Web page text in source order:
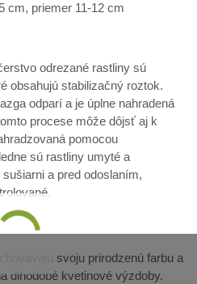
cm, priemer 11-12 cm
odrezané rastliny sú
obsahujú stabilizačný roztok.
odparí a je úplne nahradená
procese môže dôjsť aj k
pomocou
sú rastliny umyté a
a pred odoslaním,
svoju prirodzenú farbu a
dlhodobé kvetinové výzdoby.